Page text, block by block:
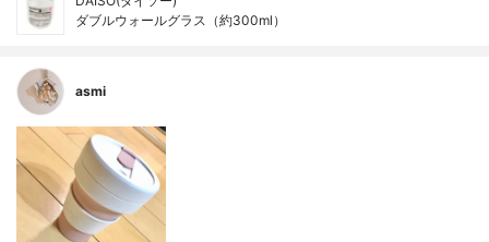
ダブルウォールグラス（約300ml）
asmi